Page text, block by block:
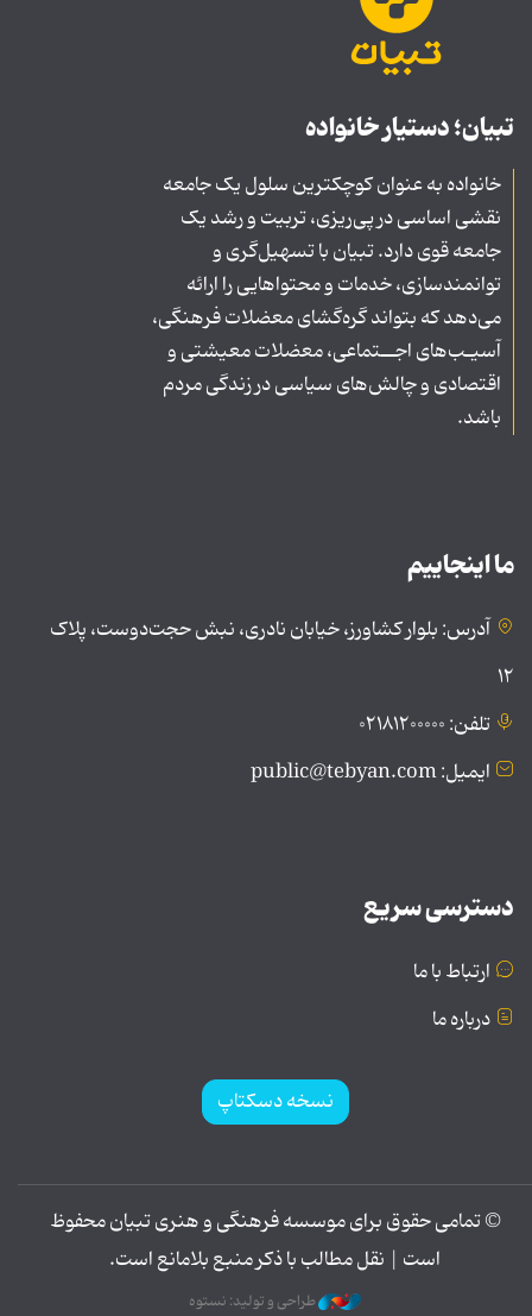
تبیان؛ دستیار خانواده
خانواده به عنوان کوچکترین سلول یک جامعه
نقشی اساسی در پی‌ریزی، تربیت و رشد یک
جامعه قوی دارد. تبیان با تسهیل‌گری و
توانمندسازی، خدمات و محتواهایی را ارائه
می‌دهد که بتواند گره‌گشای معضلات فرهنگی،
آسیـب‌های اجــتماعی، معضلات معیشتی و
اقتصادی و چالش‌های سیاسی در زندگی مردم
باشد.
ما اینجاییم
آدرس: بلوار کشاورز، خیابان نادری، نبش حجت‌دوست، پلاک
۱۲
تلفن: ۰۲۱۸۱۲۰۰۰۰۰
ایمیل: public@tebyan.com
دسترسی سریع
ارتباط با ما
درباره ما
نسخه دسکتاپ
© تمامی حقوق برای موسسه فرهنگی و هنری تبیان محفوظ
است | نقل مطالب با ذکر منبع بلامانع است.
طراحی و تولید: نستوه